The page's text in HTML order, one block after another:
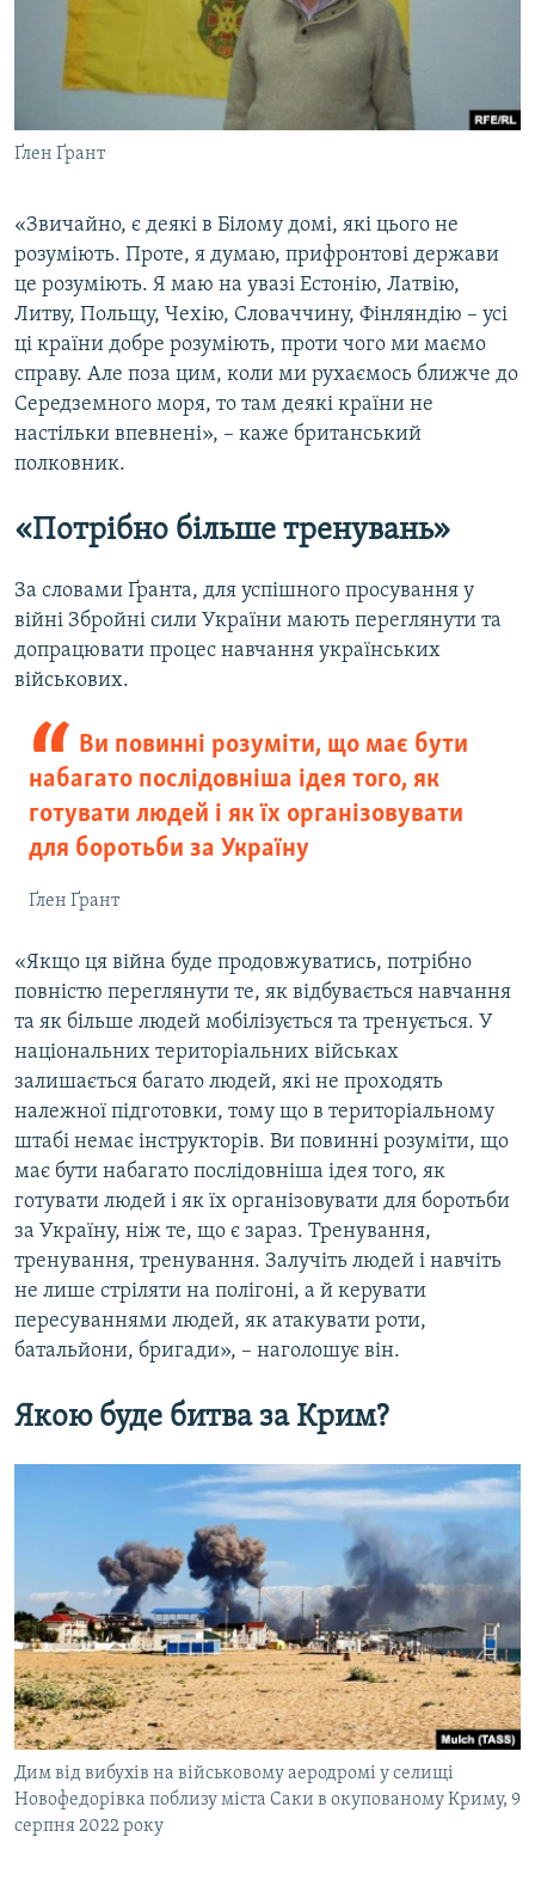
Ґлен Ґрант
«Звичайно, є деякі в Білому домі, які цього не
розуміють. Проте, я думаю, прифронтові держави
це розуміють. Я маю на увазі Естонію, Латвію,
Литву, Польщу, Чехію, Словаччину, Фінляндію – усі
ці країни добре розуміють, проти чого ми маємо
справу. Але поза цим, коли ми рухаємось ближче до
Середземного моря, то там деякі країни не
настільки впевнені», – каже британський
полковник.
«Потрібно більше тренувань»
За словами Ґранта, для успішного просування у
війні Збройні сили України мають переглянути та
допрацювати процес навчання українських
військових.
Ви повинні розуміти, що має бути
набагато послідовніша ідея того, як
готувати людей і як їх організовувати
для боротьби за Україну
Ґлен Ґрант
«Якщо ця війна буде продовжуватись, потрібно
повністю переглянути те, як відбувається навчання
та як більше людей мобілізується та тренується. У
національних територіальних військах
залишається багато людей, які не проходять
належної підготовки, тому що в територіальному
штабі немає інструкторів. Ви повинні розуміти, що
має бути набагато послідовніша ідея того, як
готувати людей і як їх організовувати для боротьби
за Україну, ніж те, що є зараз. Тренування,
тренування, тренування. Залучіть людей і навчіть
не лише стріляти на полігоні, а й керувати
пересуваннями людей, як атакувати роти,
батальйони, бригади», – наголошує він.
Якою буде битва за Крим?
Дим від вибухів на військовому аеродромі у селищі
Новофедорівка поблизу міста Саки в окупованому Криму, 9
серпня 2022 року